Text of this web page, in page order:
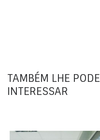
TAMBÉM LHE PODE
INTERESSAR